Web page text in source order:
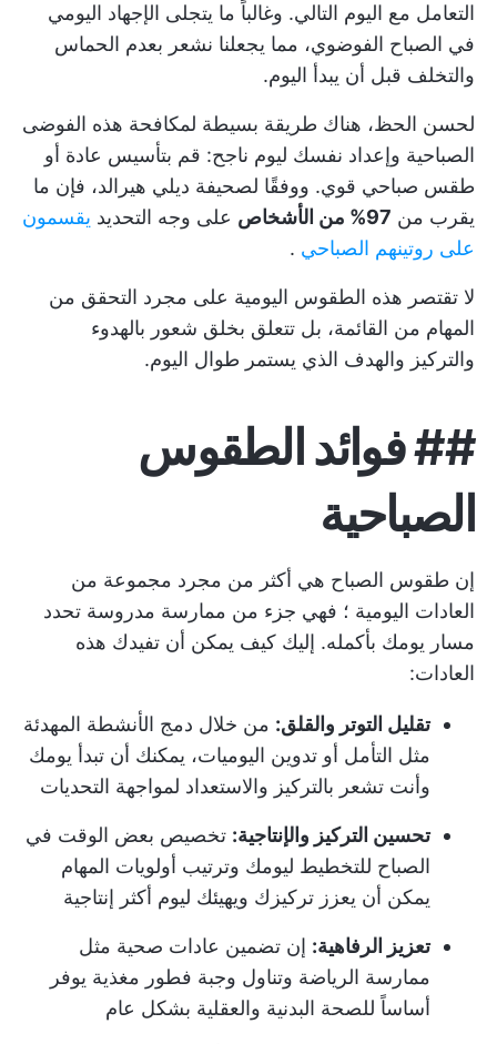
التعامل مع اليوم التالي. وغالباً ما يتجلى الإجهاد اليومي
في الصباح الفوضوي، مما يجعلنا نشعر بعدم الحماس
والتخلف قبل أن يبدأ اليوم.
لحسن الحظ، هناك طريقة بسيطة لمكافحة هذه الفوضى
الصباحية وإعداد نفسك ليوم ناجح: قم بتأسيس عادة أو
طقس صباحي قوي. ووفقًا لصحيفة ديلي هيرالد، فإن ما
يقرب من 97% من الأشخاص على وجه التحديد يقسمون
على روتينهم الصباحي .
لا تقتصر هذه الطقوس اليومية على مجرد التحقق من
المهام من القائمة، بل تتعلق بخلق شعور بالهدوء
والتركيز والهدف الذي يستمر طوال اليوم.
##فوائد الطقوس
الصباحية
إن طقوس الصباح هي أكثر من مجرد مجموعة من
العادات اليومية ؛ فهي جزء من ممارسة مدروسة تحدد
مسار يومك بأكمله. إليك كيف يمكن أن تفيدك هذه
العادات:
تقليل التوتر والقلق: من خلال دمج الأنشطة المهدئة
مثل التأمل أو تدوين اليوميات، يمكنك أن تبدأ يومك
وأنت تشعر بالتركيز والاستعداد لمواجهة التحديات
تحسين التركيز والإنتاجية: تخصيص بعض الوقت في
الصباح للتخطيط ليومك وترتيب أولويات المهام
يمكن أن يعزز تركيزك ويهيئك ليوم أكثر إنتاجية
تعزيز الرفاهية: إن تضمين عادات صحية مثل
ممارسة الرياضة وتناول وجبة فطور مغذية يوفر
أساساً للصحة البدنية والعقلية بشكل عام